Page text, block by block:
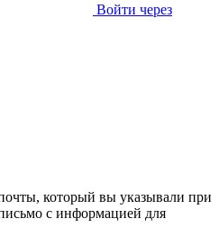
Войти через
который вы указывали при
с информацией для